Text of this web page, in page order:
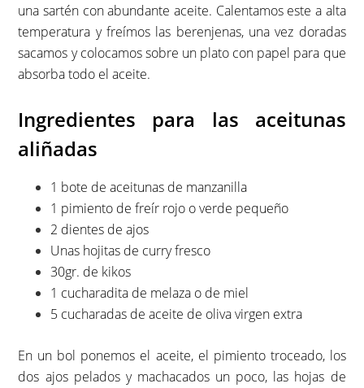
una sartén con abundante aceite. Calentamos este a alta
temperatura y freímos las berenjenas, una vez doradas
sacamos y colocamos sobre un plato con papel para que
absorba todo el aceite.
Ingredientes para las aceitunas
aliñadas
1 bote de aceitunas de manzanilla
1 pimiento de freír rojo o verde pequeño
2 dientes de ajos
Unas hojitas de curry fresco
30gr. de kikos
1 cucharadita de melaza o de miel
5 cucharadas de aceite de oliva virgen extra
En un bol ponemos el aceite, el pimiento troceado, los
dos ajos pelados y machacados un poco, las hojas de